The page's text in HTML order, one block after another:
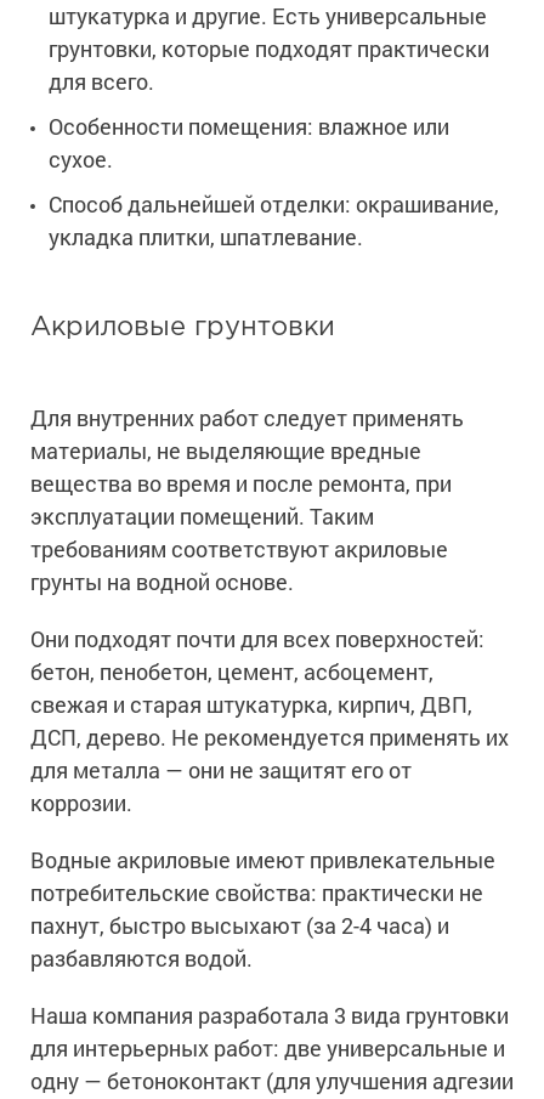
штукатурка и другие. Есть универсальные
грунтовки, которые подходят практически
для всего.
Особенности помещения: влажное или
сухое.
Способ дальнейшей отделки: окрашивание,
укладка плитки, шпатлевание.
Акриловые грунтовки
Для внутренних работ следует применять
материалы, не выделяющие вредные
вещества во время и после ремонта, при
эксплуатации помещений. Таким
требованиям соответствуют акриловые
грунты на водной основе.
Они подходят почти для всех поверхностей:
бетон, пенобетон, цемент, асбоцемент,
свежая и старая штукатурка, кирпич, ДВП,
ДСП, дерево. Не рекомендуется применять их
для металла — они не защитят его от
коррозии.
Водные акриловые имеют привлекательные
потребительские свойства: практически не
пахнут, быстро высыхают (за 2-4 часа) и
разбавляются водой.
Наша компания разработала 3 вида грунтовки
для интерьерных работ: две универсальные и
одну — бетоноконтакт (для улучшения адгезии